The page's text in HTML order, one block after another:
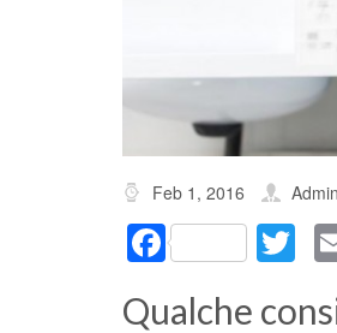
Feb 1, 2016 Admin
Facebook
Qualche